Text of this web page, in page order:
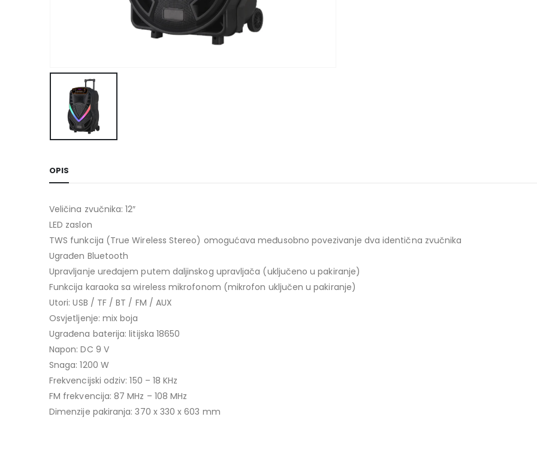
OPIS
Veličina zvučnika: 12″
LED zaslon
TWS funkcija (True Wireless Stereo) omogućava međusobno povezivanje dva identična zvučnika
Ugrađen Bluetooth
Upravljanje uređajem putem daljinskog upravljača (uključeno u pakiranje)
Funkcija karaoka sa wireless mikrofonom (mikrofon uključen u pakiranje)
Utori: USB / TF / BT / FM / AUX
Osvjetljenje: mix boja
Ugrađena baterija: litijska 18650
Napon: DC 9 V
Snaga: 1200 W
Frekvencijski odziv: 150 – 18 KHz
FM frekvencija: 87 MHz – 108 MHz
Dimenzije pakiranja: 370 x 330 x 603 mm